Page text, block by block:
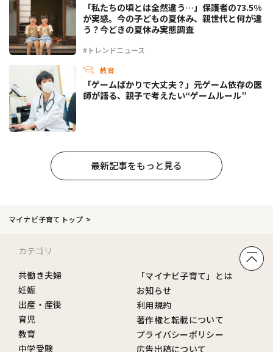
#トレンドニュース
「私たちの頃とは全然違う…」保護者の73.5%
が実感。今の子どもの夏休み、親世代と何が違
う？今どきの夏休み実態調査
教育
「ゲームばかりで大丈夫？」元ゲーム依存の医
師が語る、親子で考えたい“ゲームルール”
最新記事をもっと見る
マイナビ子育てトップ
カテゴリ
共働き夫婦
妊娠
出産・産後
育児
教育
中学受験
「マイナビ子育て」とは
お知らせ
利用規約
著作権と転載について
プライバシーポリシー
広告出稿について